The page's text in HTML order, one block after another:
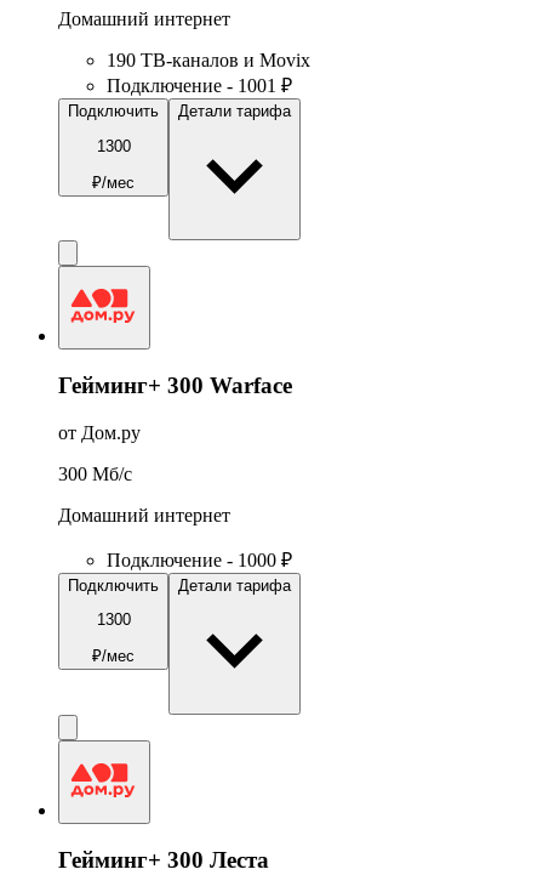
Домашний интернет
190 ТВ-каналов и Movix
Подключение - 1001 ₽
Подключить
1300
₽/мес
Детали тарифа
Гейминг+ 300 Warface
от Дом.ру
300 Мб/c
Домашний интернет
Подключение - 1000 ₽
Подключить
1300
₽/мес
Детали тарифа
Гейминг+ 300 Леста